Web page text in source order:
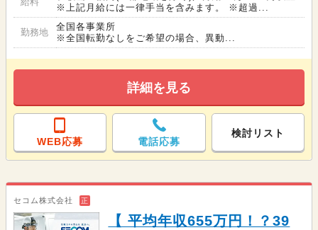
※上記月給には一律手当を含みます。 ※超過...
勤務地
全国各事業所
※全国転勤なしをご希望の場合、異動...
詳細を見る
WEB応募 電話応募
検討リスト
セコム株式会社 正
【 平均年収655万円！？39